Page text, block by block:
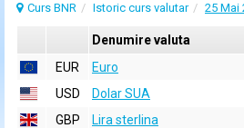
Curs BNR Istoric curs valutar 25 Mai
Denumire valuta
EUR
Euro
USD
Dolar SUA
GBP
Lira sterlina